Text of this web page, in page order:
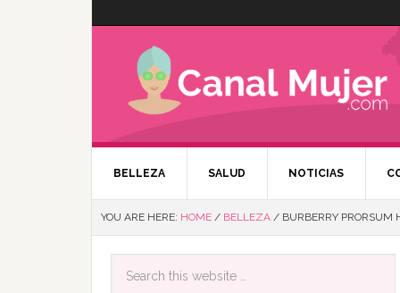
BELLEZA SALUD NOTICIAS
YOU ARE HERE: HOME / BELLEZA / BURBERRY PRORSUM